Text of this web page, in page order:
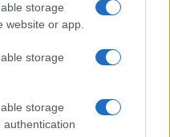
storage
website or app.
storage
storage
authentication